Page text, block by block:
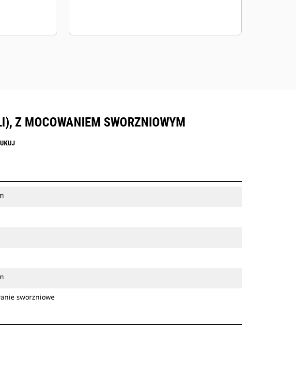
Z MOCOWANIEM SWORZNIOWYM
sworzniowe